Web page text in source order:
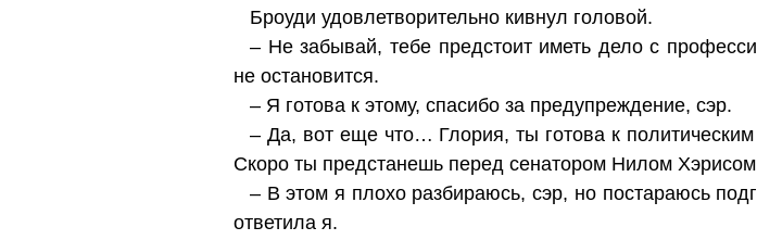
Броуди удовлетворительно кивнул головой.
– Не забывай, тебе предстоит иметь дело с
не остановится.
– Я готова к этому, спасибо за предупреждение, сэр.
– Да, вот еще что… Глория, ты готова к
Скоро ты предстанешь перед сенатором Нилом
– В этом я плохо разбираюсь, сэр, но постараюсь
ответила я.